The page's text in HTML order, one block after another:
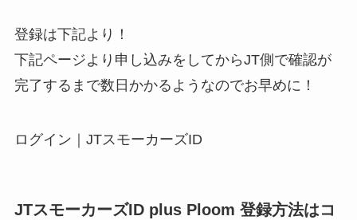
登録は下記より！
下記ページより申し込みをしてからJT側で確認が
完了するまで数日かかるようなのでお早めに！
ログイン｜JTスモーカーズID
JTスモーカーズID plus Ploom 登録方法はコ